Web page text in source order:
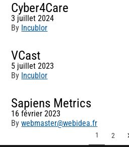
Cyber4Care
3 juillet 2024
By Incublor
VCast
5 juillet 2023
By Incublor
Sapiens Metrics
16 février 2023
Bywebmaster@webidea.fr
1 2